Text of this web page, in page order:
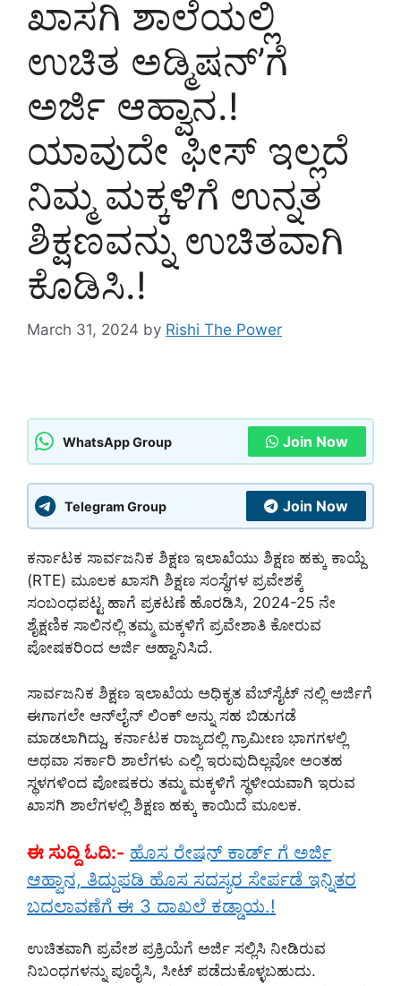
ಖಾಸಗಿ ಶಾಲೆಯಲ್ಲಿ
ಉಚಿತ ಅಡ್ಮಿಷನ್’ಗೆ
ಅರ್ಜಿ ಆಹ್ವಾನ.!
ಯಾವುದೇ ಫೀಸ್ ಇಲ್ಲದೆ
ನಿಮ್ಮ ಮಕ್ಕಳಿಗೆ ಉನ್ನತ
ಶಿಕ್ಷಣವನ್ನು ಉಚಿತವಾಗಿ
ಕೊಡಿಸಿ.!
March 31, 2024 by Rishi The Power
WhatsApp Group Join Now
Telegram Group Join Now
ಕರ್ನಾಟಕ ಸಾರ್ವಜನಿಕ ಶಿಕ್ಷಣ ಇಲಾಖೆಯು ಶಿಕ್ಷಣ ಹಕ್ಕು ಕಾಯ್ದೆ
(RTE) ಮೂಲಕ ಖಾಸಗಿ ಶಿಕ್ಷಣ ಸಂಸ್ಥೆಗಳ ಪ್ರವೇಶಕ್ಕೆ
ಸಂಬಂಧಪಟ್ಟ ಹಾಗೆ ಪ್ರಕಟಣೆ ಹೊರಡಿಸಿ, 2024-25 ನೇ
ಶೈಕ್ಷಣಿಕ ಸಾಲಿನಲ್ಲಿ ತಮ್ಮ ಮಕ್ಕಳಿಗೆ ಪ್ರವೇಶಾತಿ ಕೋರುವ
ಪೋಷಕರಿಂದ ಅರ್ಜಿ ಆಹ್ವಾನಿಸಿದೆ.
ಸಾರ್ವಜನಿಕ ಶಿಕ್ಷಣ ಇಲಾಖೆಯ ಅಧಿಕೃತ ವೆಬ್‌ಸೈಟ್‌ ನಲ್ಲಿ ಅರ್ಜಿಗೆ
ಈಗಾಗಲೇ ಆನ್‌ಲೈನ್‌ ಲಿಂಕ್‌ ಅನ್ನು ಸಹ ಬಿಡುಗಡೆ
ಮಾಡಲಾಗಿದ್ದು, ಕರ್ನಾಟಕ ರಾಜ್ಯದಲ್ಲಿ ಗ್ರಾಮೀಣ ಭಾಗಗಳಲ್ಲಿ
ಅಥವಾ ಸರ್ಕಾರಿ ಶಾಲೆಗಳು ಎಲ್ಲಿ ಇರುವುದಿಲ್ಲವೋ ಅಂತಹ
ಸ್ಥಳಗಳಿಂದ ಪೋಷಕರು ತಮ್ಮ ಮಕ್ಕಳಿಗೆ ಸ್ಥಳೀಯವಾಗಿ ಇರುವ
ಖಾಸಗಿ ಶಾಲೆಗಳಲ್ಲಿ ಶಿಕ್ಷಣ ಹಕ್ಕು ಕಾಯಿದೆ ಮೂಲಕ.
ಈ ಸುದ್ದಿ ಓದಿ:- ಹೊಸ ರೇಷನ್ ಕಾರ್ಡ್ ಗೆ ಅರ್ಜಿ
ಆಹ್ವಾನ, ತಿದ್ದುಪಡಿ ಹೊಸ ಸದಸ್ಯರ ಸೇರ್ಪಡೆ ಇನ್ನಿತರ
ಬದಲಾವಣೆಗೆ ಈ 3 ದಾಖಲೆ ಕಡ್ಡಾಯ.!
ಉಚಿತವಾಗಿ ಪ್ರವೇಶ ಪ್ರಕ್ರಿಯೆಗೆ ಅರ್ಜಿ ಸಲ್ಲಿಸಿ ನೀಡಿರುವ
ನಿಬಂಧಗಳನ್ನು ಪೂರೈಸಿ, ಸೀಟ್ ಪಡೆದುಕೊಳ್ಳಬಹುದು.